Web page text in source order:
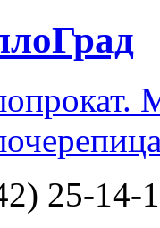
25-14-